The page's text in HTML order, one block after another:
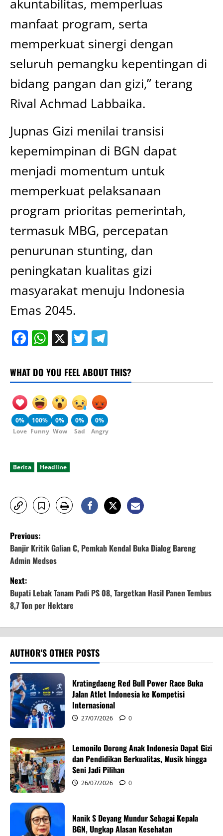
akuntabilitas, memperluas
manfaat program, serta
memperkuat sinergi dengan
seluruh pemangku kepentingan di
bidang pangan dan gizi,” terang
Rival Achmad Labbaika.
Jupnas Gizi menilai transisi
kepemimpinan di BGN dapat
menjadi momentum untuk
memperkuat pelaksanaan
program prioritas pemerintah,
termasuk MBG, percepatan
penurunan stunting, dan
peningkatan kualitas gizi
masyarakat menuju Indonesia
Emas 2045.
Facebook
WhatsApp
X Twitter
WHAT DO YOU FEEL ABOUT THIS?
0%
Love
100%
Funny
0%
Wow
0%
Sad
0%
Angry
Berita Headline
P
o
s
t
n
a
v
i
g
a
t
i
o
n
Previous:
Banjir Kritik Galian C, Pemkab Kendal Buka Dialog Bareng
Admin Medsos
Next:
Bupati Lebak Tanam Padi PS 08, Targetkan Hasil Panen Tembus
8,7 Ton per Hektare
AUTHOR'S OTHER POSTS
Kratingdaeng Red Bull Power Race Buka
Jalan Atlet Indonesia ke Kompetisi
Internasional
27/07/2026 0
Lemonilo Dorong Anak Indonesia Dapat Gizi
dan Pendidikan Berkualitas, Musik hingga
Seni Jadi Pilihan
26/07/2026 0
Nanik S Deyang Mundur Sebagai Kepala
BGN, Ungkap Alasan Kesehatan